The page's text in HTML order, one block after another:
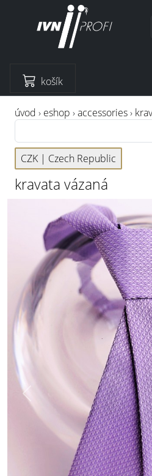
košík
úvod › eshop ›accessories›
CZK | Czech Republic
kravata vázaná
Previous